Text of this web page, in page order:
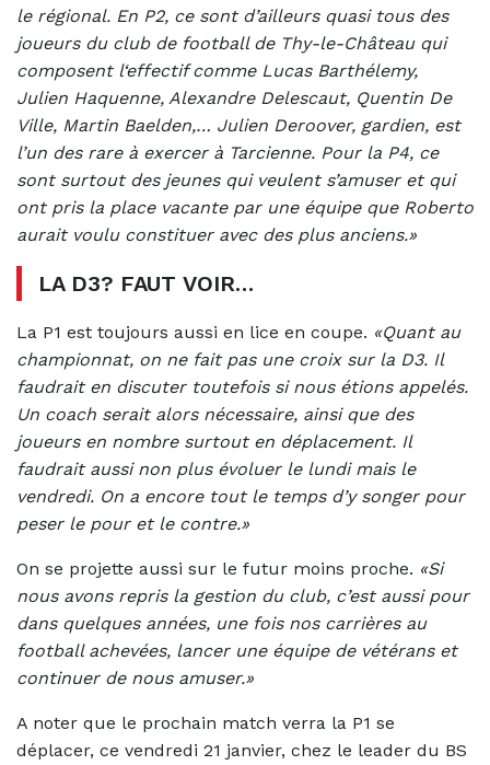
le régional. En P2, ce sont d’ailleurs quasi tous des
joueurs du club de football de Thy-le-Château qui
composent l‘effectif comme Lucas Barthélemy,
Julien Haquenne, Alexandre Delescaut, Quentin De
Ville, Martin Baelden,… Julien Deroover, gardien, est
l’un des rare à exercer à Tarcienne. Pour la P4, ce
sont surtout des jeunes qui veulent s’amuser et qui
ont pris la place vacante par une équipe que Roberto
aurait voulu constituer avec des plus anciens.»
LA D3? FAUT VOIR…
La P1 est toujours aussi en lice en coupe. «Quant au
championnat, on ne fait pas une croix sur la D3. Il
faudrait en discuter toutefois si nous étions appelés.
Un coach serait alors nécessaire, ainsi que des
joueurs en nombre surtout en déplacement. Il
faudrait aussi non plus évoluer le lundi mais le
vendredi. On a encore tout le temps d’y songer pour
peser le pour et le contre.»
On se projette aussi sur le futur moins proche. «Si
nous avons repris la gestion du club, c’est aussi pour
dans quelques années, une fois nos carrières au
football achevées, lancer une équipe de vétérans et
continuer de nous amuser.»
A noter que le prochain match verra la P1 se
déplacer, ce vendredi 21 janvier, chez le leader du BS